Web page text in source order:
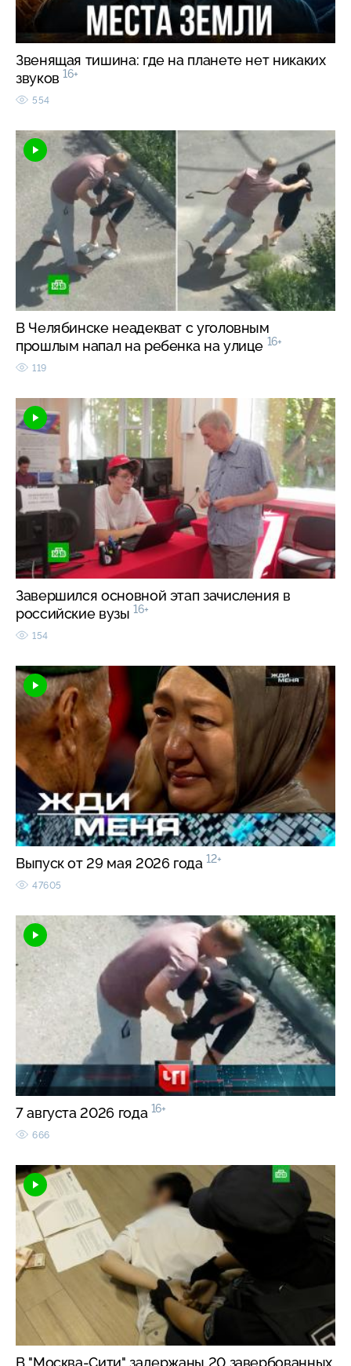
Звенящая тишина: где на планете нет никаких
звуков 16+
554
В Челябинске неадекват с уголовным
прошлым напал на ребенка на улице 16+
119
Завершился основной этап зачисления в
российские вузы 16+
154
Выпуск от 29 мая 2026 года 12+
47605
7 августа 2026 года 16+
666
В "Москва-Сити" задержаны 20 завербованных